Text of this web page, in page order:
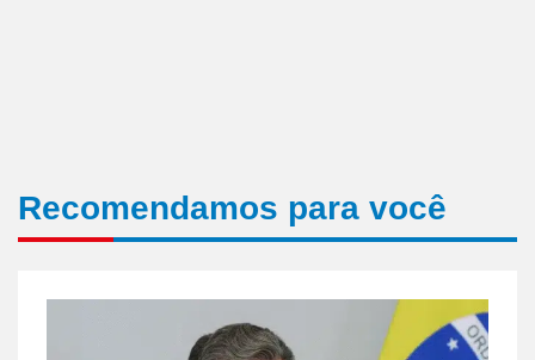
Recomendamos para você